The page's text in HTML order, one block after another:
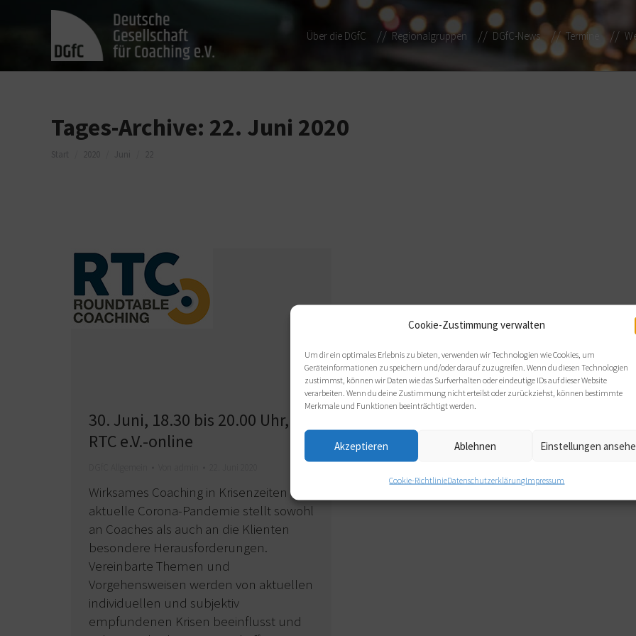
Cookie-Zustimmung verwalten
Um dir ein optimales Erlebnis zu bieten, verwenden wir Technologien wie Cookies, um
Geräteinformationen zu speichern und/oder darauf zuzugreifen. Wenn du diesen Technologien
zustimmst, können wir Daten wie das Surfverhalten oder eindeutige IDs auf dieser Website
verarbeiten. Wenn du deine Zustimmung nicht erteilst oder zurückziehst, können bestimmte
Merkmale und Funktionen beeinträchtigt werden.
Akzeptieren Ablehnen Einstellungen
Cookie-RichtlinieDatenschutzerklärungImpressum
Über die DGfC Regionalgruppen DGfC-News Termine
Tages-Archive: 22. Juni 2020
30. Juni, 18.30 bis 20.00 Uhr,
RTC e.V.-online
Wirksames Coaching in Krisenzeiten Die
aktuelle Corona-Pandemie stellt sowohl
an Coaches als auch an die Klienten
besondere Herausforderungen.
Vereinbarte Themen und
Vorgehensweisen werden von aktuellen
individuellen und subjektiv
empfundenen Krisen beeinflusst und